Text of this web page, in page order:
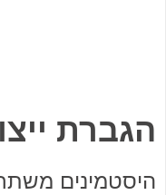
הגברת
היסטמינים